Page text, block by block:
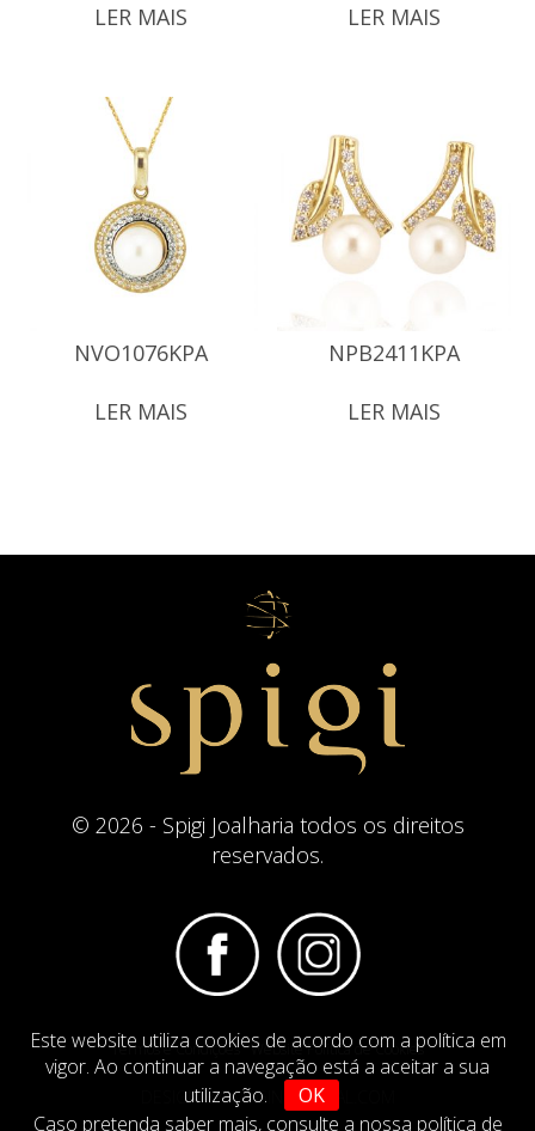
Este website utiliza cookies de acordo com a política em
vigor. Ao continuar a navegação está a aceitar a sua
utilização.
OK
Caso pretenda saber mais, consulte a nossa política de
LER MAIS LER MAIS
NVO1076KPA
LER MAIS
NPB2411KPA
LER MAIS
© 2026 - Spigi Joalharia todos os direitos
reservados.
Termos e Condições Website Politica de Cookies
DESIGN BYIMAGINEVIRTUAL.COM